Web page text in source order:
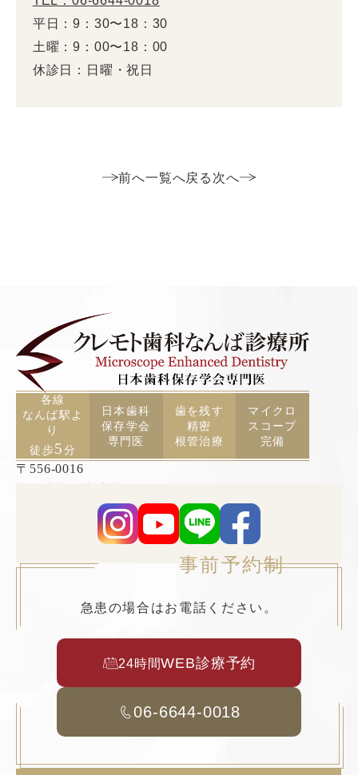
平日：9：30〜18：30
土曜：9：00〜18：00
休診日：日曜・祝日
前へ一覧へ戻る 次へ
各線
なんば駅よ
り
徒歩5分
日本歯科
保存学会
専門医
歯を残す
精密
根管治療
マイクロ
スコープ
完備
〒556-0016
事前予約制
急患の場合はお電話ください。
24時間WEB診療予約
06-6644-0018